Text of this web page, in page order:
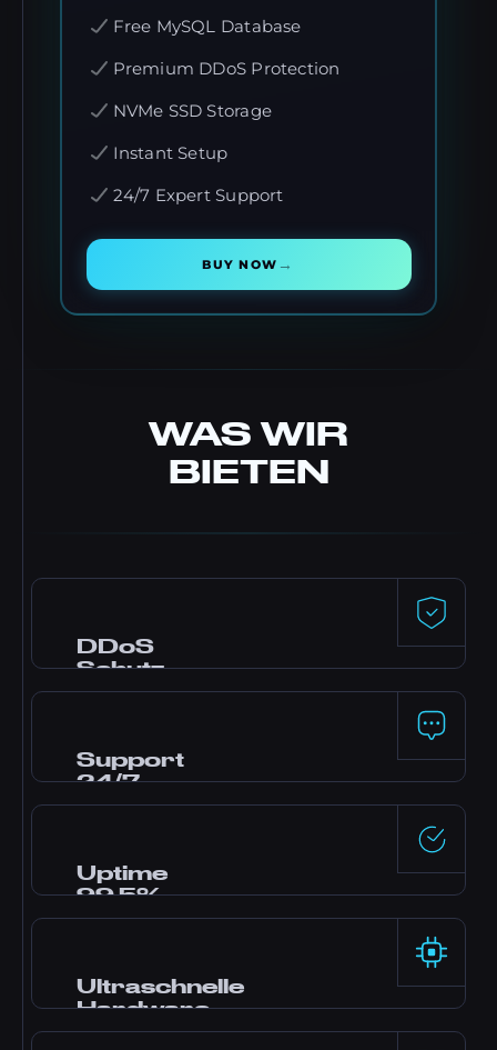
Free MySQL Database
Premium DDoS Protection
NVMe SSD Storage
Instant Setup
24/7 Expert Support
BUY NOW →
WAS WIR
BIETEN
DDoS
Schutz
Filtern. Dein Server bleibt online, auch
während Angriffen.
Support
24/7
Tickets erreichbar. Die meisten Fragen
werden in Minuten beantwortet.
Uptime
99,5%
Stromversorgung und Netzwerk liefern solide
Zuverlässigkeit, abgesichert durch unser SLA.
Ultraschnelle
Hardware